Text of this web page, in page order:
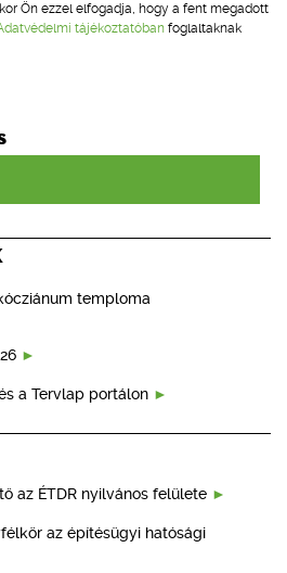
Ön ezzel elfogadja, hogy a fent megadott
tájékoztatóban foglaltaknak
temploma
a Tervlap portálon
az ÉTDR nyilvános felülete
az építésügyi hatósági